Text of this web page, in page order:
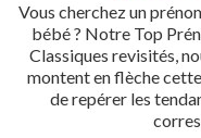
Vous cherchez un
bébé ? Notre Top
Classiques revisités,
montent en flèche
de repérer les